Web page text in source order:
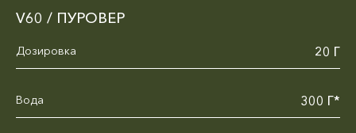
V60 / ПУРОВЕР
Дозировка 20 Г
Вода 300 Г*